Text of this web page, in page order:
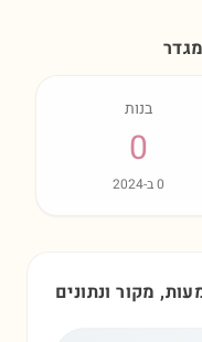
בנות
0
0ב-2024
מקור ונתונים